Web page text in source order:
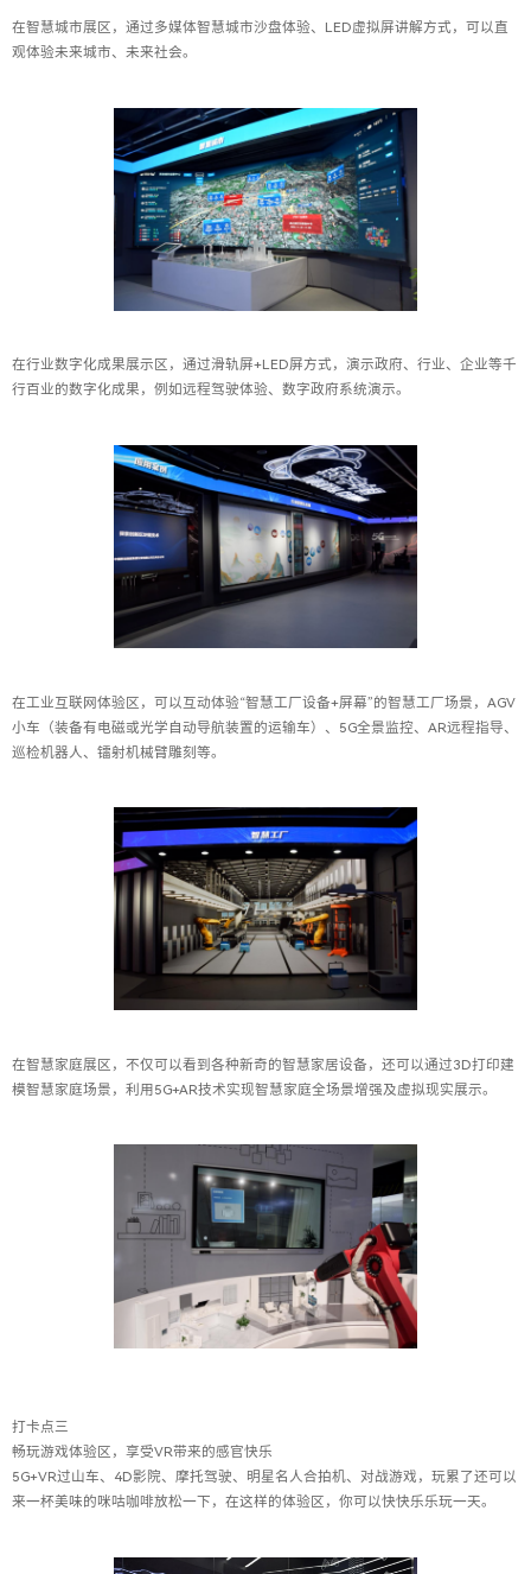
在智慧城市展区，通过多媒体智慧城市沙盘体验、LED虚拟屏讲解方式，可以直
观体验未来城市、未来社会。
在行业数字化成果展示区，通过滑轨屏+LED屏方式，演示政府、行业、企业等千
行百业的数字化成果，例如远程驾驶体验、数字政府系统演示。
在工业互联网体验区，可以互动体验“智慧工厂设备+屏幕”的智慧工厂场景，AGV
小车（装备有电磁或光学自动导航装置的运输车）、5G全景监控、AR远程指导、
巡检机器人、镭射机械臂雕刻等。
在智慧家庭展区，不仅可以看到各种新奇的智慧家居设备，还可以通过3D打印建
模智慧家庭场景，利用5G+AR技术实现智慧家庭全场景增强及虚拟现实展示。
打卡点三
畅玩游戏体验区，享受VR带来的感官快乐
5G+VR过山车、4D影院、摩托驾驶、明星名人合拍机、对战游戏，玩累了还可以
来一杯美味的咪咕咖啡放松一下，在这样的体验区，你可以快快乐乐玩一天。